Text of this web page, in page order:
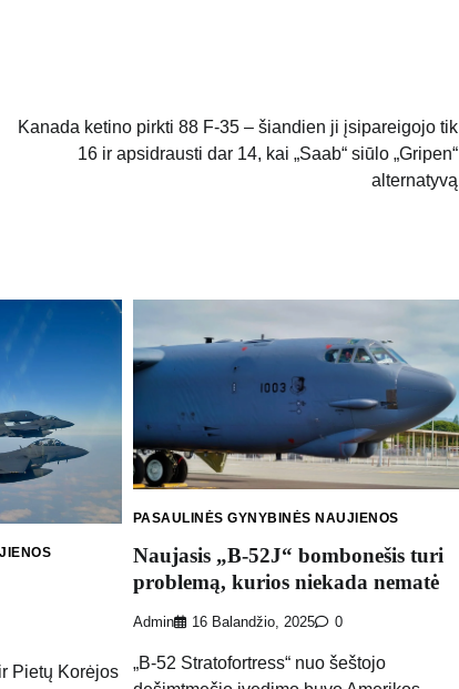
Kanada ketino pirkti 88 F-35 – šiandien ji įsipareigojo tik
16 ir apsidrausti dar 14, kai „Saab“ siūlo „Gripen“
alternatyvą
Pietų Korėjos
PASAULINĖS GYNYBINĖS NAUJIENOS
Naujasis „B-52J“ bombonešis turi
problemą, kurios niekada nematė
Admin 16 Balandžio, 2025 0
„B-52 Stratofortress“ nuo šeštojo